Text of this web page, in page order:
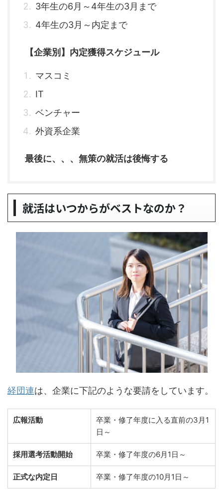
3年生の6月～4年生の3月まで
4年生の3月～内定まで
【企業別】内定獲得スケジュール
マスコミ
IT
ベンチャー
外資系企業
最後に、、、無策の就活は後悔する
就活はいつからがベストなのか？
経団連は、企業に下記のような要請をしています。
広報活動
卒業・修了年度に入る直前の3月1
日～
採用選考活動開始 卒業・修了年度の6月1日～
正式な内定日 卒業・修了年度の10月1日～